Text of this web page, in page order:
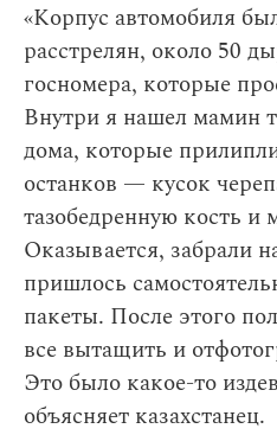
«Корпус автомобиля
расстрелян, около 50
госномера, которые
Внутри я нашел мамин
дома, которые
останков — кусок
тазобедренную кость
Оказывается, забрали
пришлось
пакеты. После этого
все вытащить и
Это было какое-то
объясняет казахстанец.